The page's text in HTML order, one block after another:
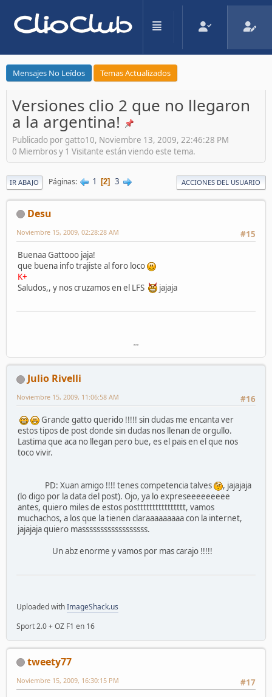
Mensajes No Leídos Temas Actualizados
Versiones clio 2 que no llegaron
a la argentina!
Publicado por gatto10, Noviembre 13, 2009, 22:46:28 PM
0 Miembros y 1 Visitante están viendo este tema.
IR ABAJO Páginas 1 2 3 ACCIONES DEL USUARIO
Desu
#15
Noviembre 15, 2009, 02:28:28 AM
Buenaa Gattooo jaja!
que buena info trajiste al foro loco
K+
Saludos,, y nos cruzamos en el LFS
jajaja
...
Julio Rivelli
#16
Noviembre 15, 2009, 11:06:58 AM
Grande gatto querido !!!!! sin dudas me encanta ver
estos tipos de post donde sin dudas nos llenan de orgullo.
Lastima que aca no llegan pero bue, es el pais en el que nos
toco vivir.
PD: Xuan amigo !!!! tenes competencia talves
, jajajaja
(lo digo por la data del post). Ojo, ya lo expreseeeeeeeee
antes, quiero miles de estos postttttttttttttttt, vamos
muchachos, a los que la tienen claraaaaaaaaa con la internet,
jajajaja quiero massssssssssssssssss.
Un abz enorme y vamos por mas carajo !!!!!
Uploaded withImageShack.us
Sport 2.0 + OZ F1 en 16
tweety77
#17
Noviembre 15, 2009, 16:30:15 PM